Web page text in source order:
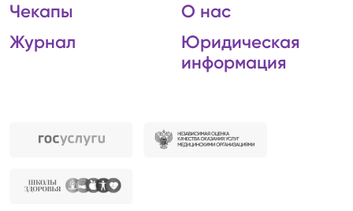
Чекапы
Журнал
О нас
Юридическая
информация